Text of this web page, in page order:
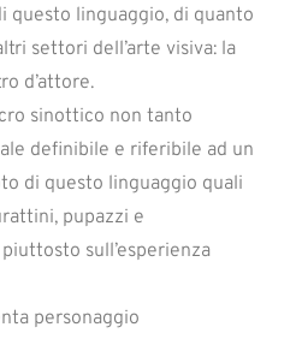
questo linguaggio, di quanto
settori dell’arte visiva: la
d’attore.
sinottico non tanto
definibile e riferibile ad un
di questo linguaggio quali
pupazzi e
sull’esperienza
personaggio